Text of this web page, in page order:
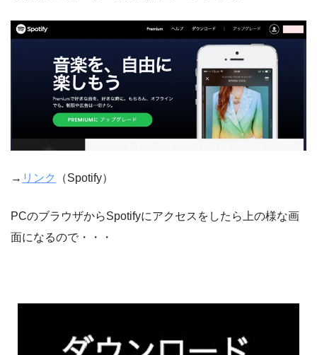
→ リンク （Spotify）
PCのブラウザからSpotifyにアクセスをしたら上の様な画
面になるので・・・